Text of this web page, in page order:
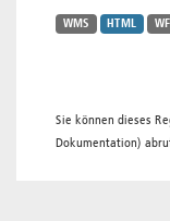
WMS HTML
Sie können dieses
Dokumentation)